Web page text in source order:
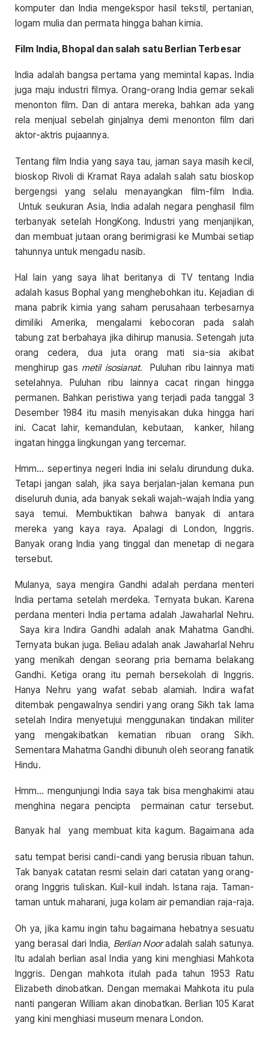
komputer dan India mengekspor hasil tekstil, pertanian,
logam mulia dan permata hingga bahan kimia.
Film India, Bhopal dan salah satu Berlian Terbesar
India adalah bangsa pertama yang memintal kapas. India
juga maju industri filmya. Orang-orang India gemar sekali
menonton film. Dan di antara mereka, bahkan ada yang
rela menjual sebelah ginjalnya demi menonton film dari
aktor-aktris pujaannya.
Tentang film India yang saya tau, jaman saya masih kecil,
bioskop Rivoli di Kramat Raya adalah salah satu bioskop
bergengsi yang selalu menayangkan film-film India.
Untuk seukuran Asia, India adalah negara penghasil film
terbanyak setelah HongKong. Industri yang menjanjikan,
dan membuat jutaan orang berimigrasi ke Mumbai setiap
tahunnya untuk mengadu nasib.
Hal lain yang saya lihat beritanya di TV tentang India
adalah kasus Bophal yang menghebohkan itu. Kejadian di
mana pabrik kimia yang saham perusahaan terbesarnya
dimiliki Amerika, mengalami kebocoran pada salah
tabung zat berbahaya jika dihirup manusia. Setengah juta
orang cedera, dua juta orang mati sia-sia akibat
menghirup gas metil isosianat. Puluhan ribu lainnya mati
setelahnya. Puluhan ribu lainnya cacat ringan hingga
permanen. Bahkan peristiwa yang terjadi pada tanggal 3
Desember 1984 itu masih menyisakan duka hingga hari
ini. Cacat lahir, kemandulan, kebutaan, kanker, hilang
ingatan hingga lingkungan yang tercemar.
Hmm… sepertinya negeri India ini selalu dirundung duka.
Tetapi jangan salah, jika saya berjalan-jalan kemana pun
diseluruh dunia, ada banyak sekali wajah-wajah India yang
saya temui. Membuktikan bahwa banyak di antara
mereka yang kaya raya. Apalagi di London, Inggris.
Banyak orang India yang tinggal dan menetap di negara
tersebut.
Mulanya, saya mengira Gandhi adalah perdana menteri
India pertama setelah merdeka. Ternyata bukan. Karena
perdana menteri India pertama adalah Jawaharlal Nehru.
Saya kira Indira Gandhi adalah anak Mahatma Gandhi.
Ternyata bukan juga. Beliau adalah anak Jawaharlal Nehru
yang menikah dengan seorang pria bernama belakang
Gandhi. Ketiga orang itu pernah bersekolah di Inggris.
Hanya Nehru yang wafat sebab alamiah. Indira wafat
ditembak pengawalnya sendiri yang orang Sikh tak lama
setelah Indira menyetujui menggunakan tindakan militer
yang mengakibatkan kematian ribuan orang Sikh.
Sementara Mahatma Gandhi dibunuh oleh seorang fanatik
Hindu.
Hmm… mengunjungi India saya tak bisa menghakimi atau
menghina negara pencipta permainan catur tersebut.
Banyak hal yang membuat kita kagum. Bagaimana ada
satu tempat berisi candi-candi yang berusia ribuan tahun.
Tak banyak catatan resmi selain dari catatan yang orang-
orang Inggris tuliskan. Kuil-kuil indah. Istana raja. Taman-
taman untuk maharani, juga kolam air pemandian raja-raja.
Oh ya, jika kamu ingin tahu bagaimana hebatnya sesuatu
yang berasal dari India, Berlian Nooradalah salah satunya.
Itu adalah berlian asal India yang kini menghiasi Mahkota
Inggris. Dengan mahkota itulah pada tahun 1953 Ratu
Elizabeth dinobatkan. Dengan memakai Mahkota itu pula
nanti pangeran William akan dinobatkan. Berlian 105 Karat
yang kini menghiasi museum menara London.